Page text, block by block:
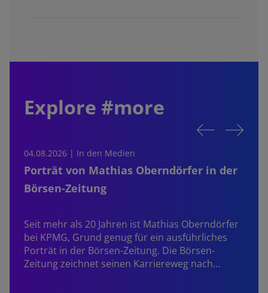
Explore #more
04.08.2026 | In den Medien
Porträt von Mathias Oberndörfer in der
Börsen-Zeitung
Seit mehr als 20 Jahren ist Mathias Oberndörfer
bei KPMG, Grund genug für ein ausführliches
Porträt in der Börsen-Zeitung. Die Börsen-
Zeitung zeichnet seinen Karriereweg nach…